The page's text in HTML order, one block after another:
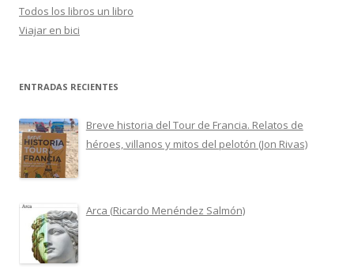
Todos los libros un libro
Viajar en bici
ENTRADAS RECIENTES
Breve historia del Tour de Francia. Relatos de
héroes, villanos y mitos del pelotón (Jon Rivas)
Arca (Ricardo Menéndez Salmón)